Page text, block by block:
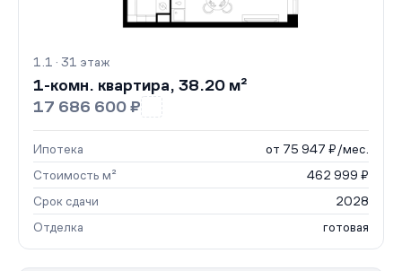
1.1 · 31 этаж
1-комн. квартира, 38.20 м²
17 686 600 ₽
Ипотека
от 75 947 ₽/мес.
Стоимость м²
462 999 ₽
Срок сдачи
2028
Отделка
готовая